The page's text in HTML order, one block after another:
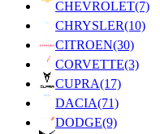
CHEVROLET(7)
CHRYSLER(10)
CITROEN(30)
CORVETTE(3)
CUPRA(17)
DACIA(71)
DODGE(9)